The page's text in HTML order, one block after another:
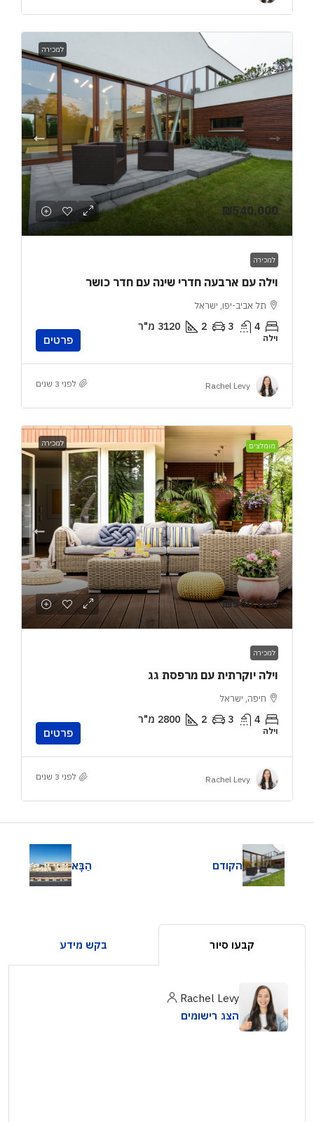
למכירה
₪540,000
למכירה
וילה עם ארבעה חדרי שינה עם חדר כושר
תל אביב-יפו, ישראל
4
3
2
3120 מ"ר
וילה פרטים
Rachel Levy לפני 3 שנים
מומלצים למכירה
₪560,000
למכירה
וילה יוקרתית עם מרפסת גג
חיפה, ישראל
4
3
2
2800 מ"ר
וילה פרטים
Rachel Levy לפני 3 שנים
הקודם הַבָּא
קבעו סיור בקש מידע
Rachel Levy
הצג רישומים